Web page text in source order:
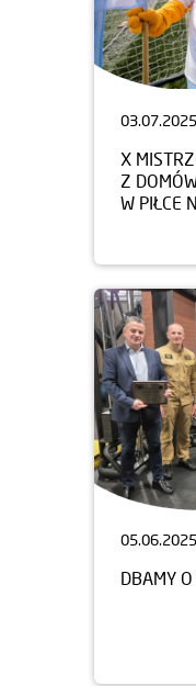
03.07.2025
X
Z
W PIŁCE
05.06.2025
DBAMY